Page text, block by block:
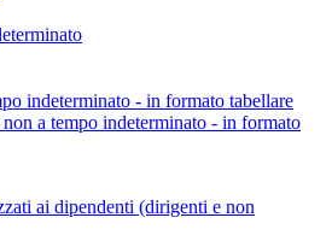
indeterminato - in formato tabellare
a tempo indeterminato - in formato
ai dipendenti (dirigenti e non